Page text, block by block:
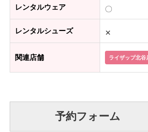
レンタルウェア 〇
レンタルシューズ ✕
関連店舗 ライザップ北谷
予約フォーム